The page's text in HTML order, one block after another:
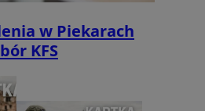
w Piekarach
KFS